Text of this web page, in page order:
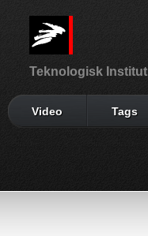
Teknologisk Institut
Video Tags